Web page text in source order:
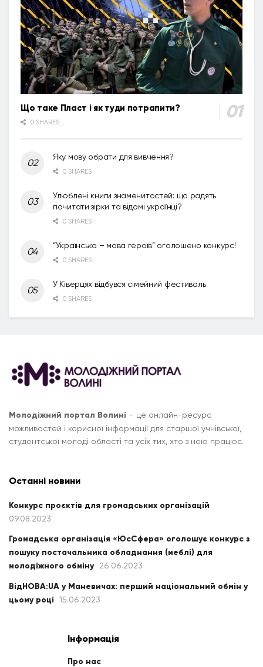
Що таке Пласт і як туди потрапити?
0 SHARES
Яку мову обрати для вивчення?
0 SHARES
Улюблені книги знаменитостей: що радять
почитати зірки та відомі українці?
0 SHARES
“Українська – мова героїв” оголошено конкурс!
0 SHARES
У Ківерцях відбувся сімейний фестиваль
0 SHARES
Молодіжний портал Волині – це онлайн-ресурс
можливостей і корисної інформації для старшої учнівської,
студентської молоді області та усіх тих, хто з нею працює.
Останні новини
Конкурс проєктів для громадських організацій
09.08.2023
Громадська організація «ЮсСфера» оголошує конкурс з
пошуку постачальника обладнання (меблі) для
молодіжного обміну
26.06.2023
ВідНОВА:UA у Маневичах: перший національний обмін у
цьому році
15.06.2023
Інформація
Про нас